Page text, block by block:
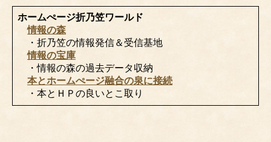
ホームぺージ折乃笠ワールド
情報の森
・折乃笠の情報発信＆受信基地
情報の宝庫
・情報の森の過去データ収納
本とホームぺージ融合の泉に接続
・本とＨＰの良いとこ取り